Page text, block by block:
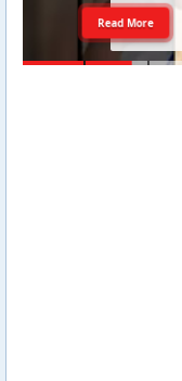
Read More